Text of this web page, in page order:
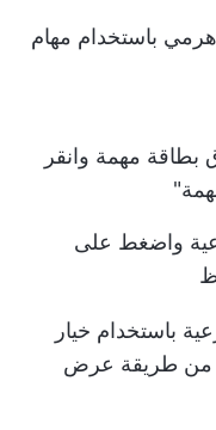
باستخدام مهام
مهمة وانقر
واضغط على
باستخدام خيار
من طريقة عرض